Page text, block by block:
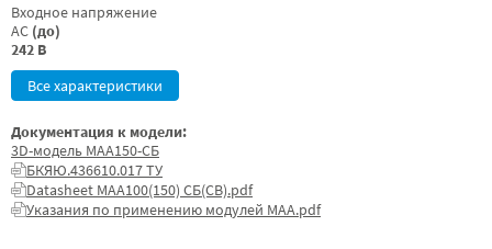
Входное напряжение
AC (до)
242 В
Все характеристики
Документация к модели:
3D-модель МАА150-СБ
БКЯЮ.436610.017 ТУ
Datasheet МАА100(150) СБ(СВ).pdf
Указания по применению модулей МАА.pdf